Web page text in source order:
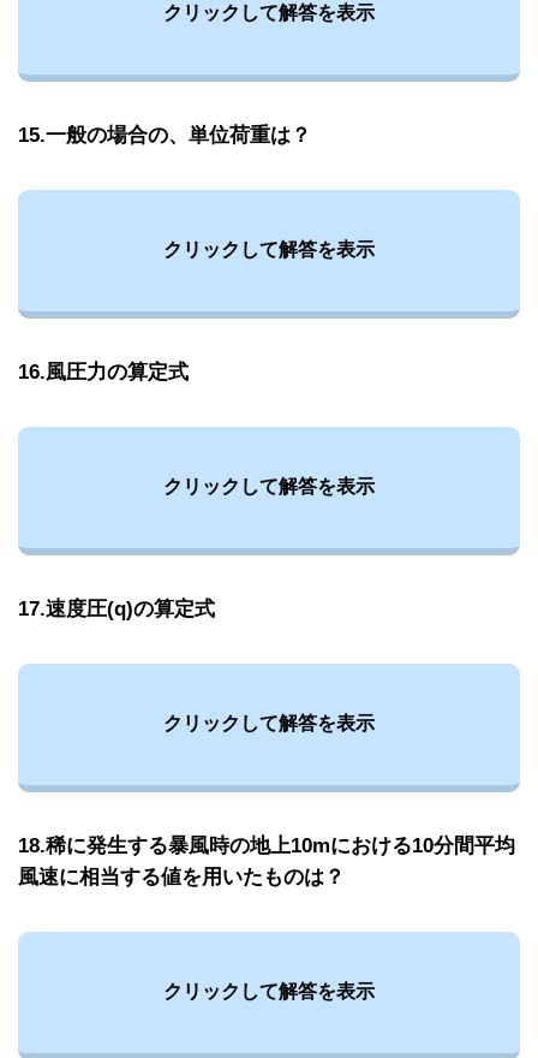
クリックして解答を表示
15.一般の場合の、単位荷重は？
クリックして解答を表示
16.風圧力の算定式
クリックして解答を表示
17.速度圧(q)の算定式
クリックして解答を表示
18.稀に発生する暴風時の地上10mにおける10分間平均
風速に相当する値を用いたものは？
クリックして解答を表示